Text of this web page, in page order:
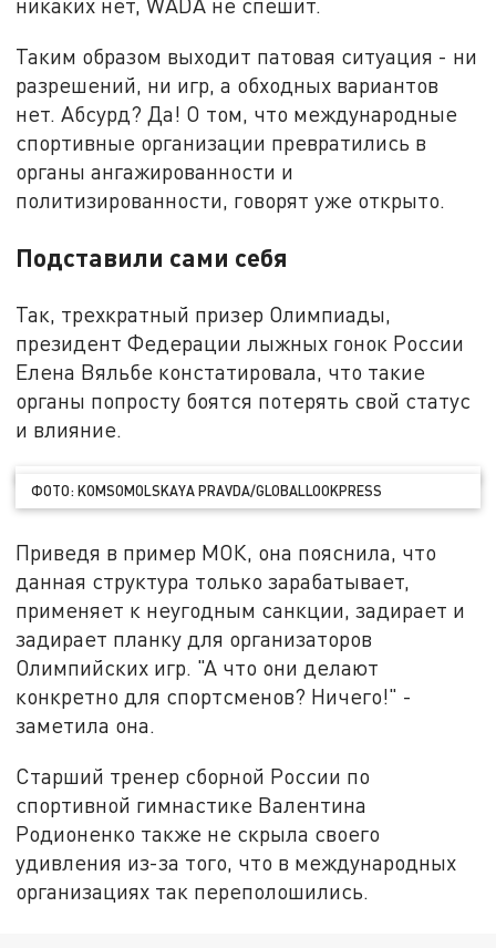
никаких нет, WADA не спешит.
Таким образом выходит патовая ситуация - ни
разрешений, ни игр, а обходных вариантов
нет. Абсурд? Да! О том, что международные
спортивные организации превратились в
органы ангажированности и
политизированности, говорят уже открыто.
Подставили сами себя
Так, трехкратный призер Олимпиады,
президент Федерации лыжных гонок России
Елена Вяльбе констатировала, что такие
органы попросту боятся потерять свой статус
и влияние.
ФОТО: KOMSOMOLSKAYA PRAVDA/GLOBALLOOKPRESS
Приведя в пример МОК, она пояснила, что
данная структура только зарабатывает,
применяет к неугодным санкции, задирает и
задирает планку для организаторов
Олимпийских игр. "А что они делают
конкретно для спортсменов? Ничего!" -
заметила она.
Старший тренер сборной России по
спортивной гимнастике Валентина
Родионенко также не скрыла своего
удивления из-за того, что в международных
организациях так переполошились.